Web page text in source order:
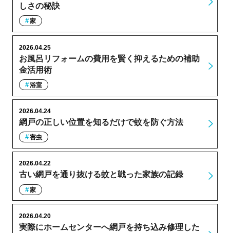
しさの秘訣
家
お風呂リフォームの費用を賢く抑えるための補助
金活用術
2026.04.25
浴室
網戸の正しい位置を知るだけで蚊を防ぐ方法
2026.04.24
害虫
古い網戸を通り抜ける蚊と戦った家族の記録
2026.04.22
家
実際にホームセンターへ網戸を持ち込み修理した
2026.04.20